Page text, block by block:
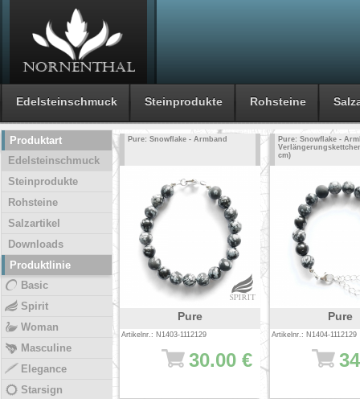
Edelsteinschmuck Steinprodukte Rohsteine
Pure: Snowflake - Armband
Pure
Artikelnr.: N1403-1112129
30.00 €
Pure: Snowflake -
cm)
Pure
Artikelnr.: N1404-1112129
Produktart
Edelsteinschmuck
Steinprodukte
Rohsteine
Salzartikel
Downloads
Produktlinie
Basic
Spirit
Woman
Masculine
Elegance
Starsign